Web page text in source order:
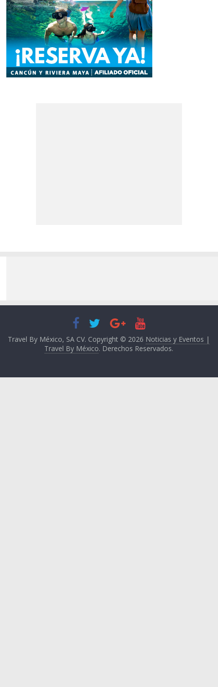
Travel By México, SA CV. Copyright © 2026 Noticias y Eventos |
Travel By México. Derechos Reservados.